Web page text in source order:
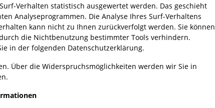
Verhalten statistisch ausgewertet werden. Das geschieht
Analyseprogrammen. Die Analyse Ihres Surf-Verhaltens
kann nicht zu Ihnen zurückverfolgt werden. Sie können
die Nichtbenutzung bestimmter Tools verhindern.
in der folgenden Datenschutzerklärung.
Über die Widerspruchsmöglichkeiten werden wir Sie in